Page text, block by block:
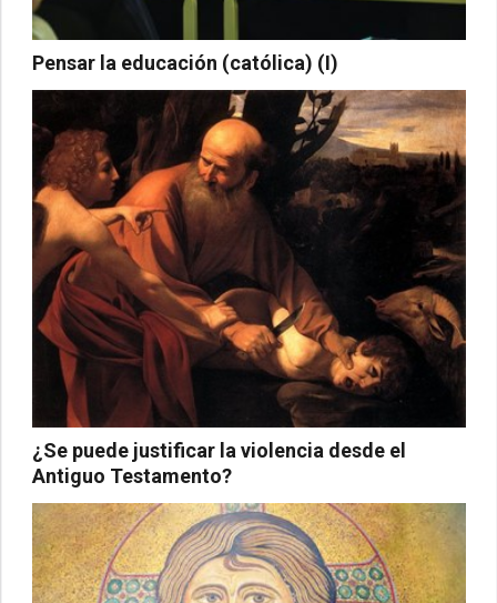
Pensar la educación (católica) (I)
¿Se puede justificar la violencia desde el
Antiguo Testamento?